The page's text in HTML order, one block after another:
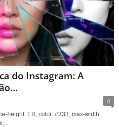
do Instagram: A
0
height: 1.8; color: #333; max-width: